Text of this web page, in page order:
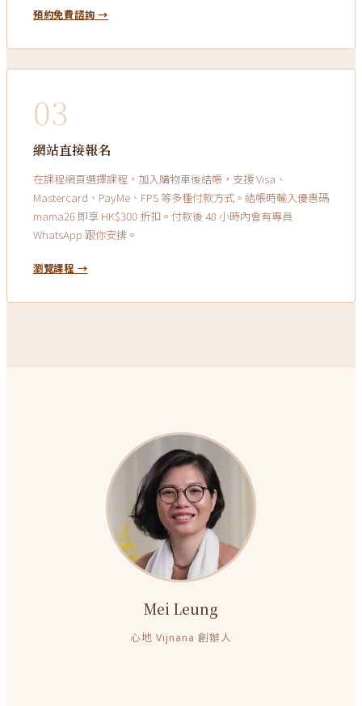
預約免費諮詢 →
03
網站直接報名
在課程網頁選擇課程，加入購物車後結帳，支援 Visa、
Mastercard、PayMe、FPS 等多種付款方式。結帳時輸入優惠碼
mama26 即享 HK$300 折扣。付款後 48 小時內會有專員
WhatsApp 跟你安排。
瀏覽課程 →
Mei Leung
心地 Vijnana 創辦人